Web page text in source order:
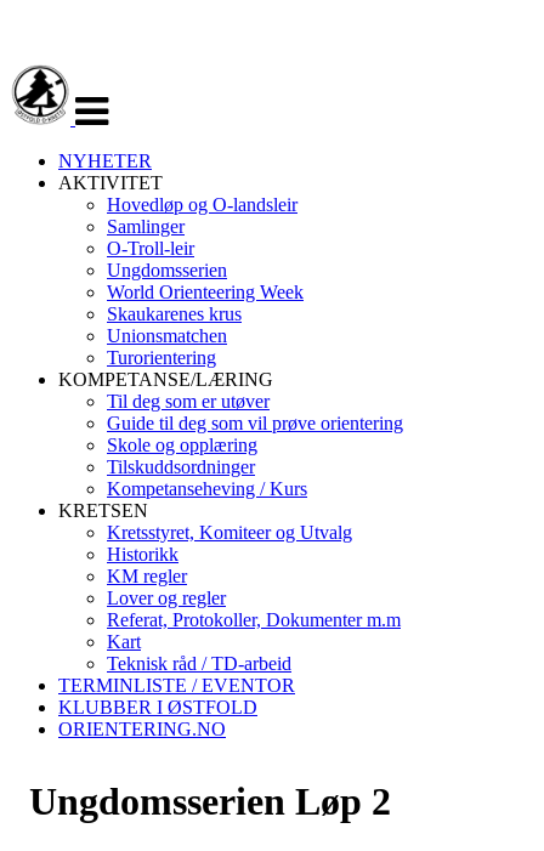
navigasjon
NYHETER
AKTIVITET
Hovedløp og O-landsleir
Samlinger
O-Troll-leir
Ungdomsserien
World Orienteering Week
Skaukarenes krus
Unionsmatchen
Turorientering
KOMPETANSE/LÆRING
Til deg som er utøver
Guide til deg som vil prøve orientering
Skole og opplæring
Tilskuddsordninger
Kompetanseheving / Kurs
KRETSEN
Kretsstyret, Komiteer og Utvalg
Historikk
KM regler
Lover og regler
Referat, Protokoller, Dokumenter m.m
Kart
Teknisk råd / TD-arbeid
TERMINLISTE / EVENTOR
KLUBBER I ØSTFOLD
ORIENTERING.NO
Ungdomsserien Løp 2